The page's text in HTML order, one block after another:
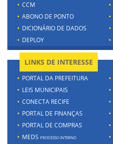
CCM
ABONO DE PONTO
DICIONÁRIO DE DADOS
DEPLOY
LINKS DE INTERESSE
PORTAL DA PREFEITURA
LEIS MUNICIPAIS
CONECTA RECIFE
PORTAL DE FINANÇAS
PORTAL DE COMPRAS
MEDS PROCESSO INTERNO